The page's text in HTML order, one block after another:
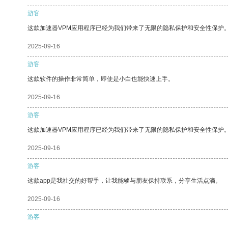
游客
这款加速器VPM应用程序已经为我们带来了无限的隐私保护和安全性保护
2025-09-16
游客
这款软件的操作非常简单，即使是小白也能快速上手。
2025-09-16
游客
这款加速器VPM应用程序已经为我们带来了无限的隐私保护和安全性保护
2025-09-16
游客
这款app是我社交的好帮手，让我能够与朋友保持联系，分享生活点滴。
2025-09-16
游客